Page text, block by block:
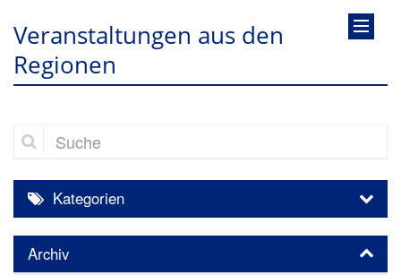
Veranstaltungen aus den
Regionen
Suche
Kategorien
Archiv